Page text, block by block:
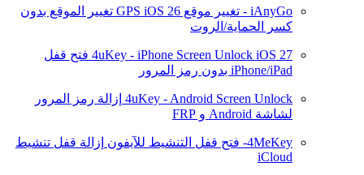
iAnyGo - تغيير موقع GPS iOS 26
تغيير الموقع بدون
كسر الحماية/الروت
4uKey - iPhone Screen Unlock iOS 27
فتح قفل
iPhone/iPad بدون رمز المرور
4uKey - Android Screen Unlock إزالة رمز المرور
لشاشة Android و FRP
4MeKey- فتح قفل التنشيط للآيفون
إزالة قفل تنشيط
iCloud